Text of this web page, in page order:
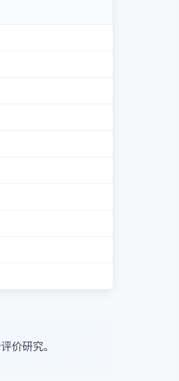
价研究。